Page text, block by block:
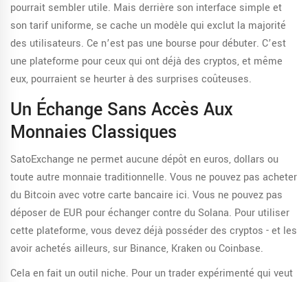
pourrait sembler utile. Mais derrière son interface simple et
son tarif uniforme, se cache un modèle qui exclut la majorité
des utilisateurs. Ce n’est pas une bourse pour débuter. C’est
une plateforme pour ceux qui ont déjà des cryptos, et même
eux, pourraient se heurter à des surprises coûteuses.
Un Échange Sans Accès Aux
Monnaies Classiques
SatoExchange ne permet aucune dépôt en euros, dollars ou
toute autre monnaie traditionnelle. Vous ne pouvez pas acheter
du Bitcoin avec votre carte bancaire ici. Vous ne pouvez pas
déposer de EUR pour échanger contre du Solana. Pour utiliser
cette plateforme, vous devez déjà posséder des cryptos - et les
avoir achetés ailleurs, sur Binance, Kraken ou Coinbase.
Cela en fait un outil niche. Pour un trader expérimenté qui veut